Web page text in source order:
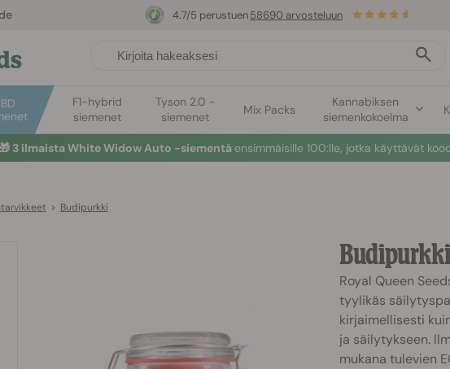
F1-hybrid
siemenet
Tyson 2.0 -
siemenet
Mix Packs
Kannabiksen
siemenkokoelma
4.7/5 perustuen58690 arvosteluun
🎁 3 ilmaista White Widow Auto -siementä ensimmäisille 100:lle, jotka käyttävät
> Budipurkki
Royal Queen
tyylikäs
kirjaimellisesti
ja säilytykseen.
mukana tulevien